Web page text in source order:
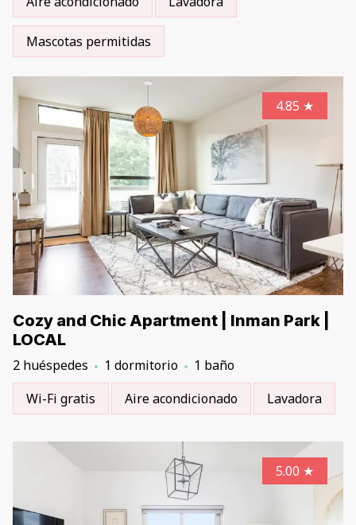
Mascotas permitidas
4.85 ★
Cozy and Chic Apartment | Inman Park |
LOCAL
2 huéspedes 1 dormitorio
1 baño
Wi-Fi gratis
Aire acondicionado Lavadora
5.00 ★